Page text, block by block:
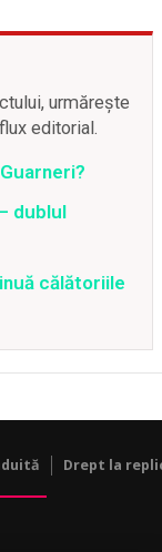
urmărește
editorial.
dublul
călătoriile
Drept la